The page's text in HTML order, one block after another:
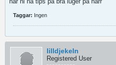
Taggar: Ingen
lilldjekeln
Registered User